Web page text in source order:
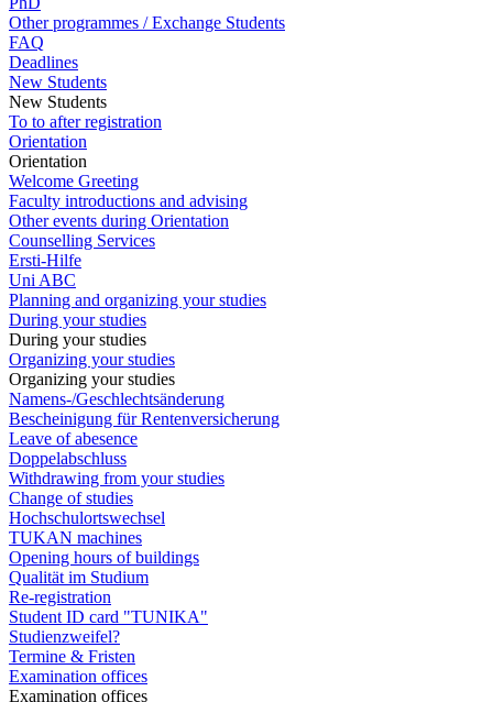
Other programmes / Exchange Students
FAQ
Deadlines
New Students
New Students
To to after registration
Orientation
Orientation
Welcome Greeting
Faculty introductions and advising
Other events during Orientation
Counselling Services
Ersti-Hilfe
Uni ABC
Planning and organizing your studies
During your studies
During your studies
Organizing your studies
Organizing your studies
Namens-/Geschlechtsänderung
Bescheinigung für Rentenversicherung
Leave of abesence
Doppelabschluss
Withdrawing from your studies
Change of studies
Hochschulortswechsel
TUKAN machines
Opening hours of buildings
Qualität im Studium
Re-registration
Student ID card "TUNIKA"
Studienzweifel?
Termine & Fristen
Examination offices
Examination offices